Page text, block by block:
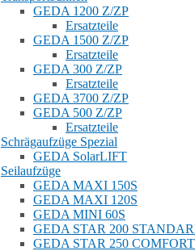
GEDA 1200 Z/ZP
Ersatzteile
GEDA 1500 Z/ZP
Ersatzteile
GEDA 300 Z/ZP
Ersatzteile
GEDA 3700 Z/ZP
GEDA 500 Z/ZP
Ersatzteile
Schrägaufzüge Spezial
GEDA SolarLIFT
Seilaufzüge
GEDA MAXI 150S
GEDA MAXI 120S
GEDA MINI 60S
GEDA STAR 200
GEDA STAR 250 COMFORT